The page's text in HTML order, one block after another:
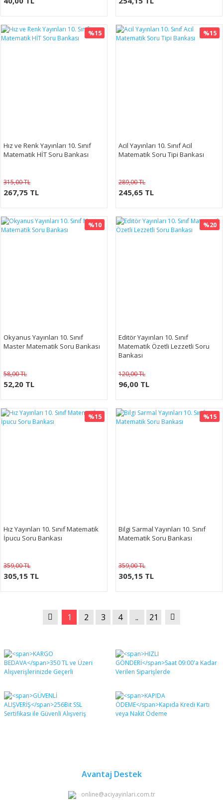
%15
Hız ve Renk Yayınları 10. Sınıf
Matematik HİT Soru Bankası
315,00 TL
267,75 TL
%15
Acil Yayınları 10. Sınıf Acil
Matematik Soru Tipi Bankası
289,00 TL
245,65 TL
%10
Okyanus Yayınları 10. Sınıf
Master Matematik Soru Bankası
58,00 TL
52,20 TL
%20
Editör Yayınları 10. Sınıf
Matematik Özetli Lezzetli Soru
Bankası
120,00 TL
96,00 TL
%15
Hız Yayınları 10. Sınıf Matematik
İpucu Soru Bankası
359,00 TL
305,15 TL
%15
Bilgi Sarmal Yayınları 10. Sınıf
Matematik Soru Bankası
359,00 TL
305,15 TL
1 2 3 4 .. 21
Avantaj Destek
online@aciyayinlari.com.tr